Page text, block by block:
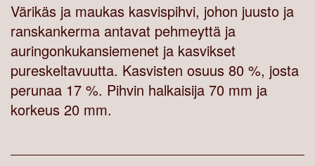
Värikäs ja maukas kasvispihvi, johon juusto ja
ranskankerma antavat pehmeyttä ja
auringonkukansiemenet ja kasvikset
pureskeltavuutta. Kasvisten osuus 80 %, josta
perunaa 17 %. Pihvin halkaisija 70 mm ja
korkeus 20 mm.